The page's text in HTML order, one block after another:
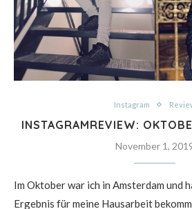
Instagram
INSTAGRAMREVIEW:
November 1,
Im Oktober war ich in Amsterdam und
Ergebnis für meine Hausarbeit